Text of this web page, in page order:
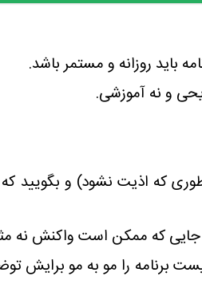
باید روزانه و مستمر باشد.
و نه آموزشی.
که اذیت نشود) و بگویید
که ممکن است واکنش نه
برنامه را مو به مو برایش